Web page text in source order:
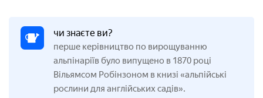
чи знаєте ви?
перше керівництво по вирощуванню
альпінаріїв було випущено в 1870 році
Вільямсом Робінзоном в книзі «альпійські
рослини для англійських садів».